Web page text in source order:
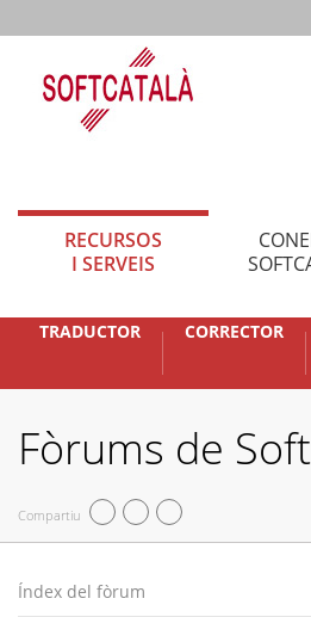
RECURSOS
I SERVEIS
TRADUCTOR CORRECTOR
Fòrums de
Compartiu
Índex del fòrum